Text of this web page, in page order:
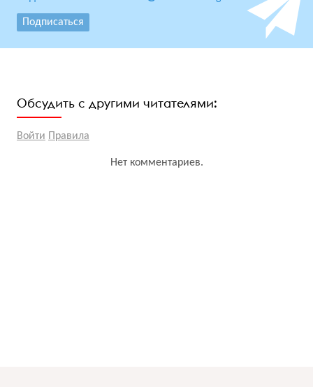
Подписаться
Обсудить с другими читателями:
Войти Правила
Нет комментариев.